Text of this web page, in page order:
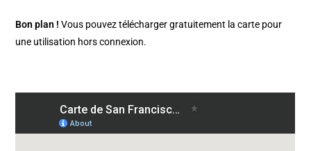
Bon plan ! Vous pouvez télécharger gratuitement la carte pour
une utilisation hors connexion.